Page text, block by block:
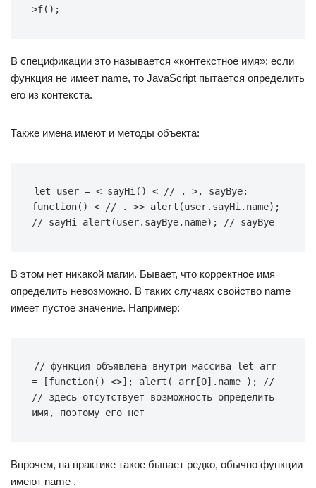
>f();
В спецификации это называется «контекстное имя»: если
функция не имеет name, то JavaScript пытается определить
его из контекста.
Также имена имеют и методы объекта:
let user = < sayHi() < // . >, sayBye:
function() < // . >> alert(user.sayHi.name);
// sayHi alert(user.sayBye.name); // sayBye
В этом нет никакой магии. Бывает, что корректное имя
определить невозможно. В таких случаях свойство name
имеет пустое значение. Например:
// функция объявлена внутри массива let arr
= [function() <>]; alert( arr[0].name ); //
// здесь отсутствует возможность определить
имя, поэтому его нет
Впрочем, на практике такое бывает редко, обычно функции
имеют name .